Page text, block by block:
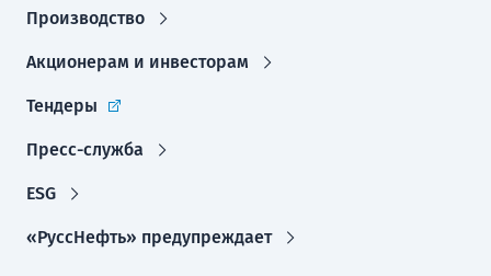
Производство
Акционерам и инвесторам
Тендеры
Пресс-служба
ESG
«РуссНефть» предупреждает